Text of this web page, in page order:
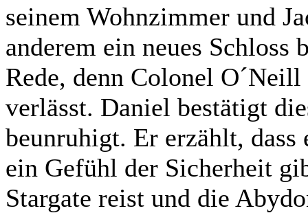
seinem Wohnzimmer und
anderem ein neues
Rede, denn Colonel
verlässt. Daniel bestätigt
beunruhigt. Er erzählt, dass
ein Gefühl der Sicherheit
Stargate reist und die